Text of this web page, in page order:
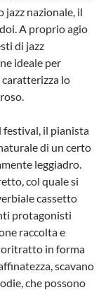
nazionale, il
A proprio agio
di jazz
ideale per
caratterizza lo
festival, il pianista
di un certo
leggiadro.
col quale si
cassetto
protagonisti
raccolta e
in forma
scavano
che possono